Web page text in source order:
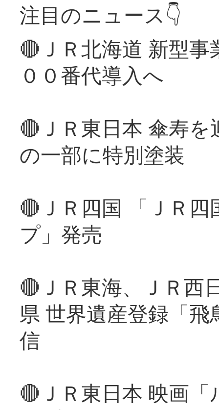
注目のニュース👇
🔴ＪＲ北海道 新型
００番代導入へ
🔴ＪＲ東日本 傘寿
の一部に特別塗装
🔴ＪＲ四国 「ＪＲ
プ」発売
🔴ＪＲ東海、ＪＲ西
県 世界遺産登録「
信
🔴ＪＲ東日本 映画